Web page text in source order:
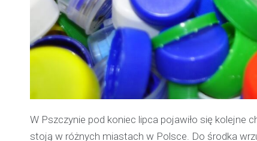
W Pszczynie pod koniec lipca pojawiło się kolejne
stoją w różnych miastach w Polsce. Do środka